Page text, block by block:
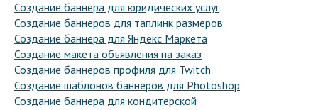
Создание баннера для юридических услуг
Создание баннеров для таплинк размеров
Создание баннера для Яндекс Маркета
Создание макета объявления на заказ
Создание баннеров профиля для Twitch
Создание шаблонов баннеров для Photoshop
Создание баннера для кондитерской